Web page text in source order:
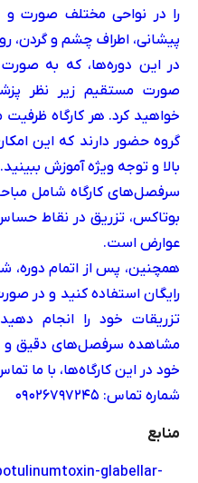
را در نواحی مختلف صورت و
پیشانی، اطراف چشم و گردن،
در این دوره‌ها، که به
صورت مستقیم زیر نظر
گروه حضور دارند که این
بالا و توجه ویژه آموزش ببینید.
سرفصل‌های کارگاه شامل
بوتاکس، تزریق در نقاط
عوارض است.
رایگان استفاده کنید و در
تزریقات خود را انجام
مشاهده سرفصل‌های دقیق و
خود در این کارگاه‌ها، با ما
شماره تماس: 09026797245
منابع
glabellar-